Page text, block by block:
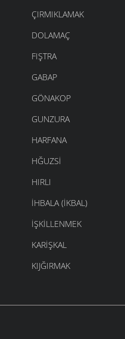
ÇIRMIKLAMAK
DOLAMAÇ
FIŞTRA
GABAP
GÖNAKOP
GUNZURA
HARFANA
HĞUZSI
HIRLI
İHBALA (IKBAL)
İŞKILLENMEK
KARIŞKAL
KIJĞIRMAK